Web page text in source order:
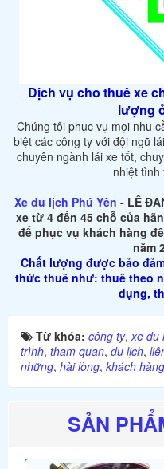
Dịch vụ cho thuê xe
lượng
Chúng tôi phục vụ mọi nhu
biệt các công ty với đội ngũ
chuyên ngành lái xe tốt,
nhiệt tình
Xe du lịch Phú Yên - LÊ
xe từ 4 đến 45 chỗ của
để phục vụ khách hàng
năm
Chất lượng được bảo
thức thuê như: thuê theo
dụng,
Từ khóa: công ty,xe du
trình, tham quan, du lịch,
những, hài lòng, khách hàng
SẢN